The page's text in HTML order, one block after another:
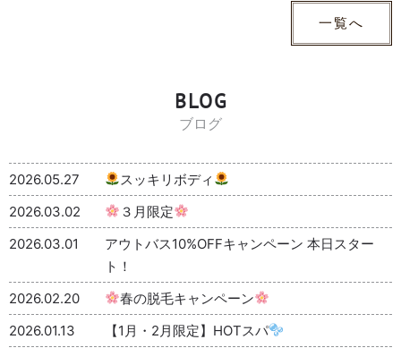
一覧へ
BLOG
ブログ
2026.05.27
スッキリボディ
2026.03.02
３月限定
2026.03.01
アウトバス10%OFFキャンペーン 本日スター
ト！
2026.02.20
春の脱毛キャンペーン
2026.01.13
【1月・2月限定】HOTスパ